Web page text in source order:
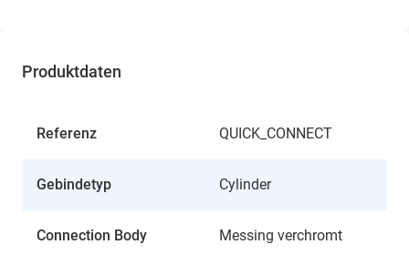
Produktdaten
Referenz QUICK_CONNECT
Gebindetyp Cylinder
Connection Body Messing verchromt